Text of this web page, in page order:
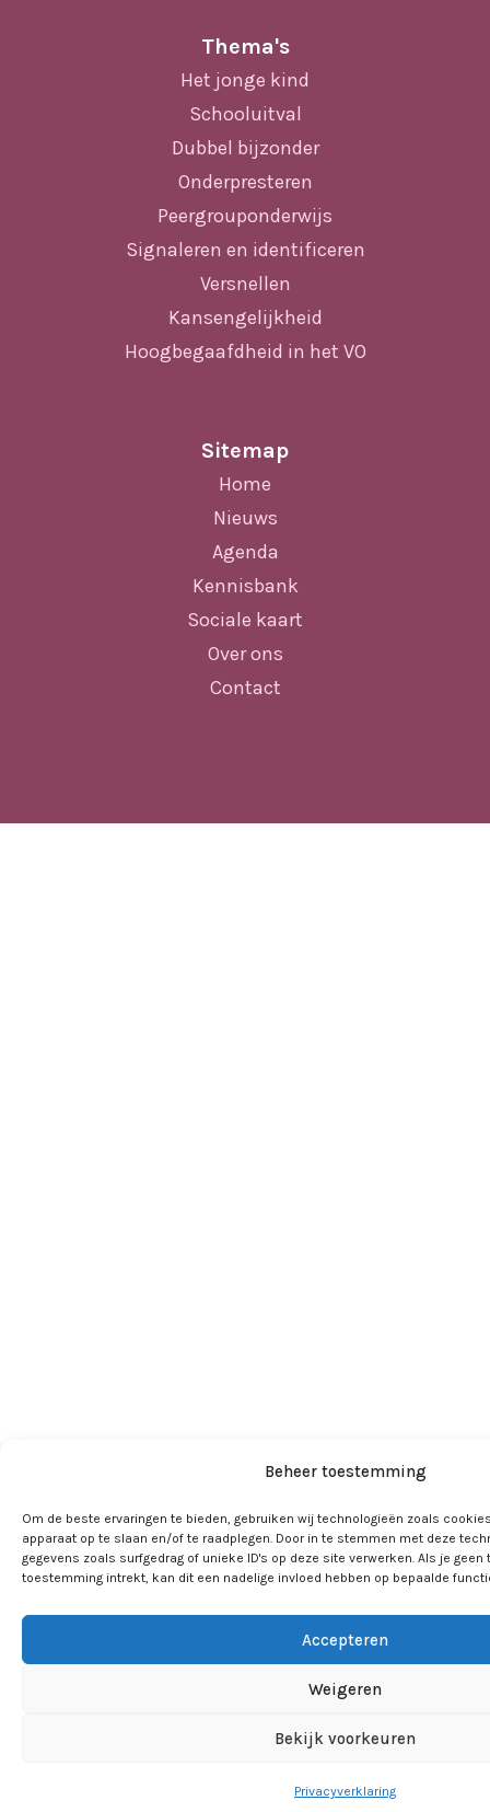
Beheer toestemming
Om de beste ervaringen te bieden, gebruiken wij technologieën zoals
apparaat op te slaan en/of te raadplegen. Door in te stemmen met deze
gegevens zoals surfgedrag of unieke ID's op deze site verwerken. Als je
toestemming intrekt, kan dit een nadelige invloed hebben op bepaalde
Accepteren
Weigeren
Bekijk voorkeuren
Privacyverklaring
Thema's
Het jonge kind
Schooluitval
Dubbel bijzonder
Onderpresteren
Peergrouponderwijs
Signaleren en identificeren
Versnellen
Kansengelijkheid
Hoogbegaafdheid in het VO
Sitemap
Home
Nieuws
Agenda
Kennisbank
Sociale kaart
Over ons
Contact